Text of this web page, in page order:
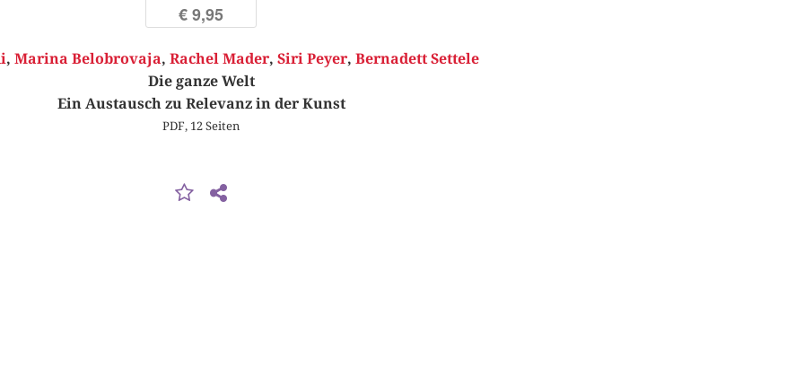
€ 9,95
, Marina Belobrovaja, Rachel Mader, Siri Peyer, Bernadett Settele
Die ganze Welt
Ein Austausch zu Relevanz in der Kunst
PDF, 12 Seiten